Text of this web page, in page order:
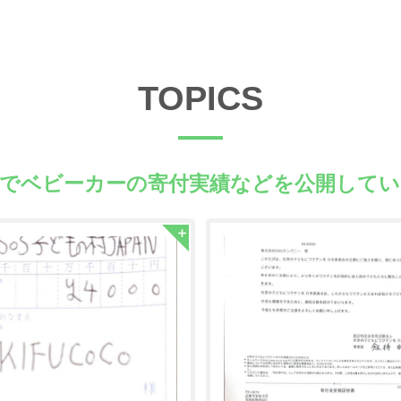
TOPICS
ベビーカーの寄付実績などを公開して